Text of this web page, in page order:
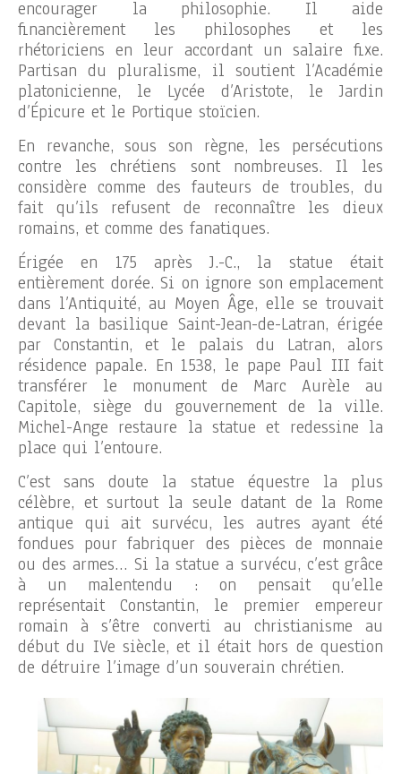
encourager la philosophie. Il aide
financièrement les philosophes et les
rhétoriciens en leur accordant un salaire fixe.
Partisan du pluralisme, il soutient l’Académie
platonicienne, le Lycée d’Aristote, le Jardin
d’Épicure et le Portique stoïcien.
En revanche, sous son règne, les persécutions
contre les chrétiens sont nombreuses. Il les
considère comme des fauteurs de troubles, du
fait qu’ils refusent de reconnaître les dieux
romains, et comme des fanatiques.
Érigée en 175 après J.-C., la statue était
entièrement dorée. Si on ignore son emplacement
dans l’Antiquité, au Moyen Âge, elle se trouvait
devant la basilique Saint-Jean-de-Latran, érigée
par Constantin, et le palais du Latran, alors
résidence papale. En 1538, le pape Paul III fait
transférer le monument de Marc Aurèle au
Capitole, siège du gouvernement de la ville.
Michel-Ange restaure la statue et redessine la
place qui l’entoure.
C’est sans doute la statue équestre la plus
célèbre, et surtout la seule datant de la Rome
antique qui ait survécu, les autres ayant été
fondues pour fabriquer des pièces de monnaie
ou des armes… Si la statue a survécu, c’est grâce
à un malentendu : on pensait qu’elle
représentait Constantin, le premier empereur
romain à s’être converti au christianisme au
début du IVe siècle, et il était hors de question
de détruire l’image d’un souverain chrétien.